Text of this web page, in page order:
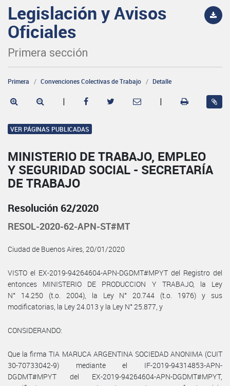
Legislación y Avisos
Oficiales
Primera sección
Primera Convenciones Colectivas de Trabajo Detalle
| |
VER PÁGINAS PUBLICADAS
MINISTERIO DE TRABAJO, EMPLEO
Y SEGURIDAD SOCIAL - SECRETARÍA
DE TRABAJO
Resolución 62/2020
RESOL-2020-62-APN-ST#MT
Ciudad de Buenos Aires, 20/01/2020
VISTO el EX-2019-94264604-APN-DGDMT#MPYT del Registro del
entonces MINISTERIO DE PRODUCCION Y TRABAJO, la Ley
N° 14.250 (t.o. 2004), la Ley N° 20.744 (t.o. 1976) y sus
modificatorias, la Ley 24.013 y la Ley N° 25.877, y
CONSIDERANDO:
Que la firma TIA MARUCA ARGENTINA SOCIEDAD ANONIMA (CUIT
30-70733042-9) mediante el IF-2019-94314853-APN-
DGDMT#MPYT del EX-2019-94264604-APN-DGDMT#MPYT,